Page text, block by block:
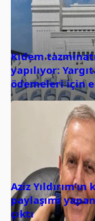
Kıdem
yapılıyor:
ödemeleri için
Aziz
paylaşımı
çıktı